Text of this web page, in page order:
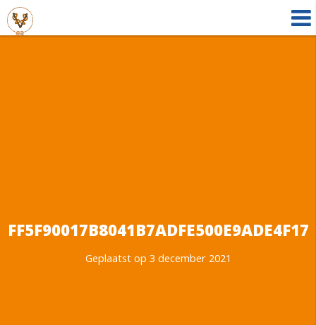
FF5F90017B8041B7ADFE500E9ADE4F17
Geplaatst op 3 december 2021